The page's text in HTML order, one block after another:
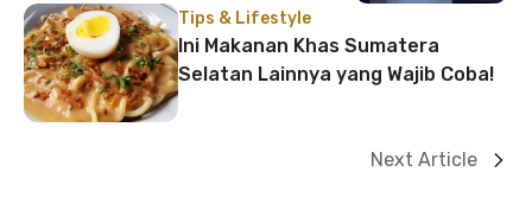
Beroperasi
Tips & Lifestyle
Ini Makanan Khas Sumatera
Selatan Lainnya yang Wajib Coba!
Next Article